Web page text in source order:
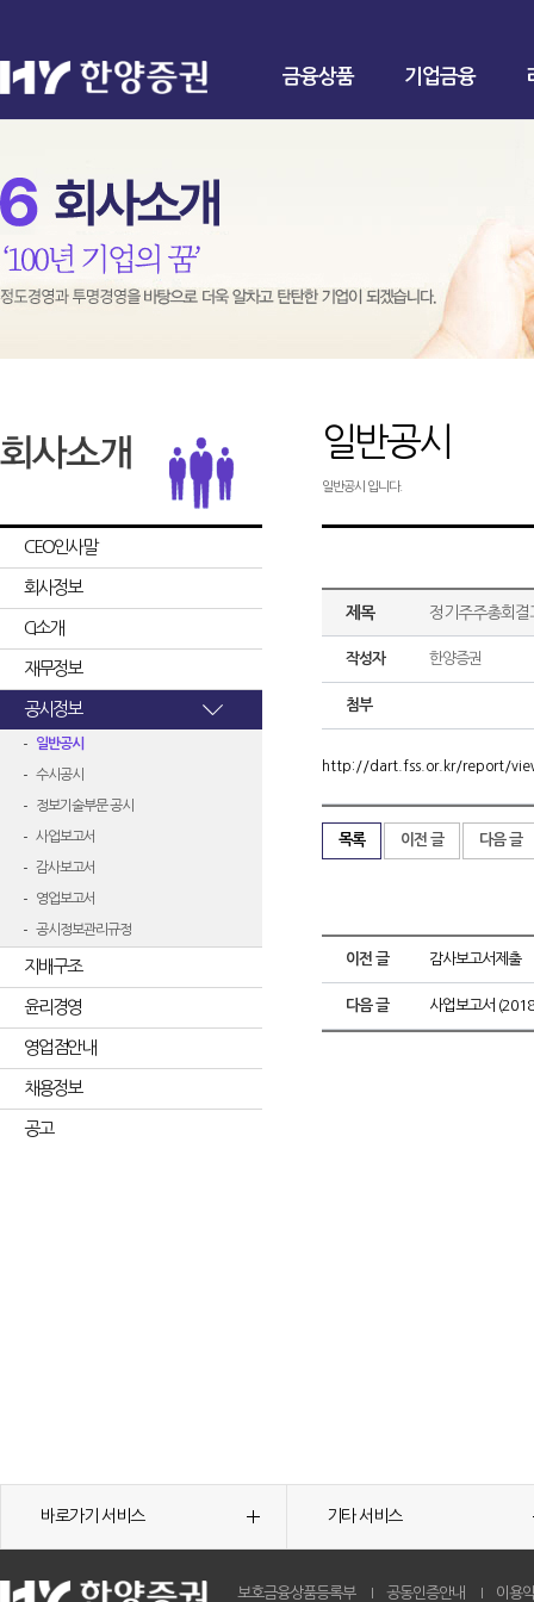
금융상품 기업금융
CEO인사말
회사정보
CI소개
재무정보
공시정보
일반공시
수시공시
정보기술부문 공시
사업보고서
감사보고서
영업보고서
공시정보관리규정
지배구조
윤리경영
영업점안내
채용정보
공고
일반공시
일반공시 입니다.
제목 정기주주총회결
작성자 한양증권
첨부
http://dart.fss.or.kr/report/
목록 이전 글 다음 글
이전 글 감사보고서제출
다음 글 사업보고서
바로가기 서비스 기타 서비스
보호금융상품등록부 공동인증안내 이용